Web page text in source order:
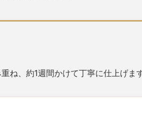
ね、約1週間かけて丁寧に仕上げます